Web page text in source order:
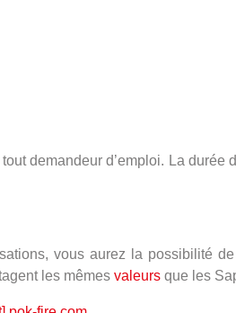
demandeur d’emploi. La durée
vous aurez la possibilité
les mêmes valeurs que les